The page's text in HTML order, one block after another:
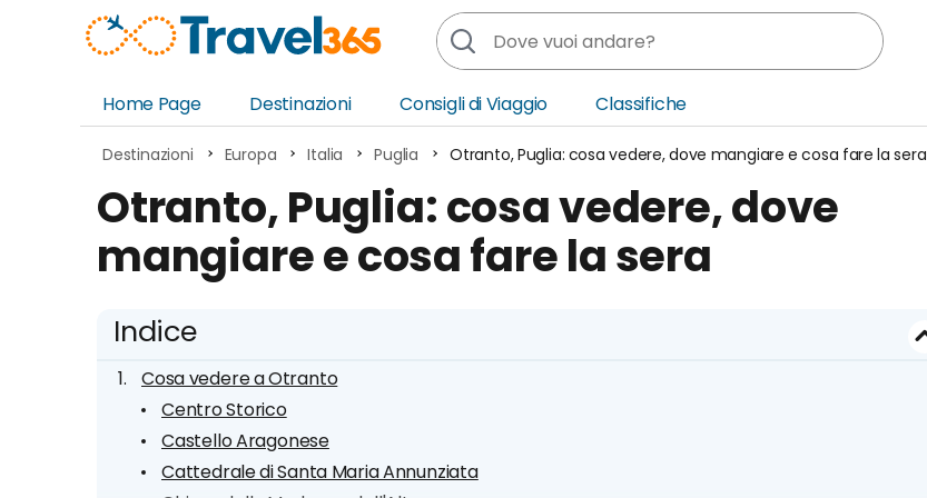
Home Page
Destinazioni
Nord America
America Centrale
Sud America
Medio Oriente
Consigli di Viaggio Classifiche
Destinazioni Europa Italia Puglia Otranto, Puglia: cosa vedere, dove mangiare e cosa fare la sera
Otranto, Puglia: cosa vedere, dove
mangiare e cosa fare la sera
Indice
Cosa vedere a Otranto
Centro Storico
Castello Aragonese
Cattedrale di Santa Maria Annunziata